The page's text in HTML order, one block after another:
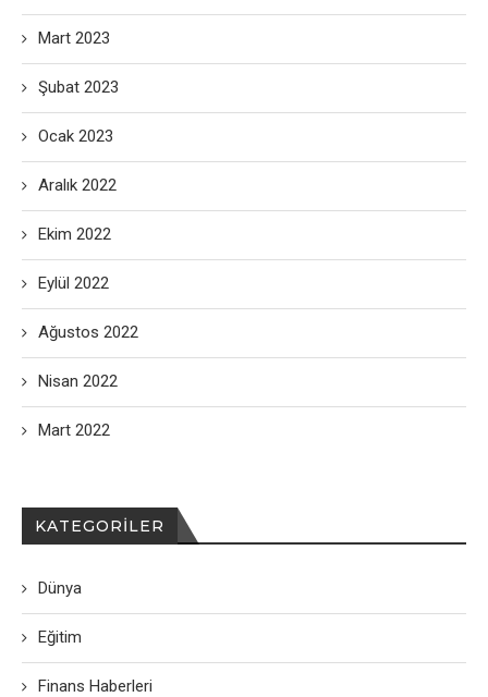
Mart 2023
Şubat 2023
Ocak 2023
Aralık 2022
Ekim 2022
Eylül 2022
Ağustos 2022
Nisan 2022
Mart 2022
KATEGORILER
Dünya
Eğitim
Finans Haberleri